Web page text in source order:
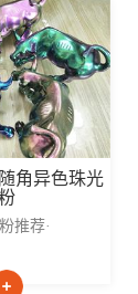
角异色珠光
推荐·